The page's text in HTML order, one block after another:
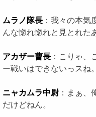
ムラノ隊長 ：我々の本気
んな惚れ惚れと見とれた
アカザー曹長 ：こりゃ、
ー戦いはできないっスね。
ニャカムラ中尉 ：まぁ、
だけどねん。